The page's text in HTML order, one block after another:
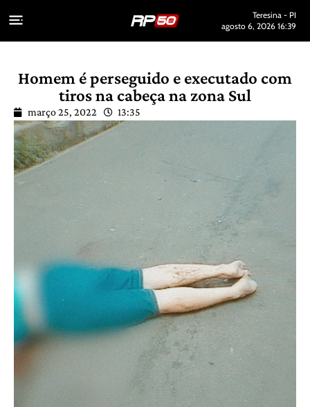
Teresina - PI
agosto 6, 2026 16:39
Homem é perseguido e executado com
tiros na cabeça na zona Sul
março 25, 2022 13:35